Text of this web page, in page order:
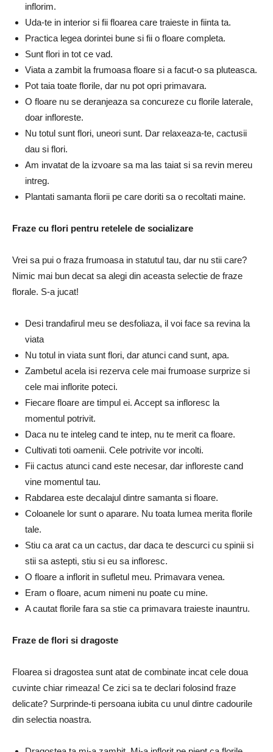
inflorim.
Uda-te in interior si fii floarea care traieste in fiinta ta.
Practica legea dorintei bune si fii o floare completa.
Sunt flori in tot ce vad.
Viata a zambit la frumoasa floare si a facut-o sa pluteasca.
Pot taia toate florile, dar nu pot opri primavara.
O floare nu se deranjeaza sa concureze cu florile laterale,
doar infloreste.
Nu totul sunt flori, uneori sunt. Dar relaxeaza-te, cactusii
dau si flori.
Am invatat de la izvoare sa ma las taiat si sa revin mereu
intreg.
Plantati samanta florii pe care doriti sa o recoltati maine.
Fraze cu flori pentru retelele de socializare
Vrei sa pui o fraza frumoasa in statutul tau, dar nu stii care?
Nimic mai bun decat sa alegi din aceasta selectie de fraze
florale. S-a jucat!
Desi trandafirul meu se desfoliaza, il voi face sa revina la
viata
Nu totul in viata sunt flori, dar atunci cand sunt, apa.
Zambetul acela isi rezerva cele mai frumoase surprize si
cele mai inflorite poteci.
Fiecare floare are timpul ei. Accept sa infloresc la
momentul potrivit.
Daca nu te inteleg cand te intep, nu te merit ca floare.
Cultivati toti oamenii. Cele potrivite vor incolti.
Fii cactus atunci cand este necesar, dar infloreste cand
vine momentul tau.
Rabdarea este decalajul dintre samanta si floare.
Coloanele lor sunt o aparare. Nu toata lumea merita florile
tale.
Stiu ca arat ca un cactus, dar daca te descurci cu spinii si
stii sa astepti, stiu si eu sa infloresc.
O floare a inflorit in sufletul meu. Primavara venea.
Eram o floare, acum nimeni nu poate cu mine.
A cautat florile fara sa stie ca primavara traieste inauntru.
Fraze de flori si dragoste
Floarea si dragostea sunt atat de combinate incat cele doua
cuvinte chiar rimeaza! Ce zici sa te declari folosind fraze
delicate? Surprinde-ti persoana iubita cu unul dintre cadourile
din selectia noastra.